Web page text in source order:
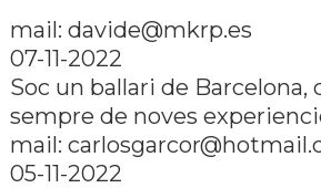
mail: davide@mkrp.es
07-11-2022
Soc un ballari de
sempre de noves
mail:
05-11-2022